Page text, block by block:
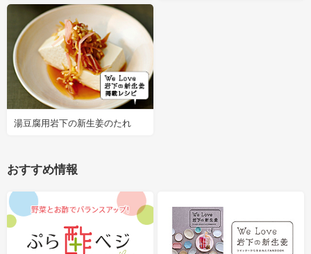
湯豆腐用岩下の新生姜のたれ
おすすめ情報